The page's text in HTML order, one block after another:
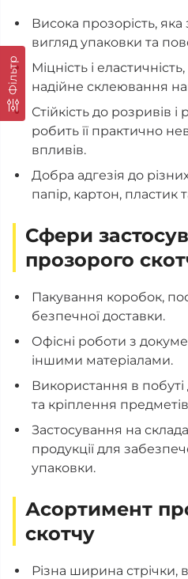
Фільтр
Висока прозорість,
вигляд упаковки та
Міцність і
надійне склеювання
Стійкість до розривів
робить її практично
впливів.
Добра адгезія до
папір, картон, пластик
Сфери
прозорого
Пакування коробок,
безпечної доставки.
Офісні роботи з
іншими матеріалами.
Використання в побуті
та кріплення
Застосування на
продукції для
упаковки.
Асортимент
скотчу
Різна ширина стрічки,